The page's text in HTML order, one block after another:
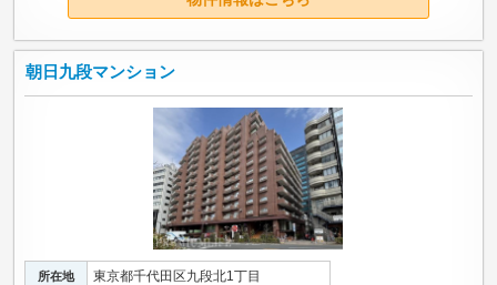
朝日九段マンション
所在地 東京都千代田区九段北1丁目